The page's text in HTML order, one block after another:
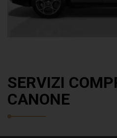
SERVIZI
CANONE